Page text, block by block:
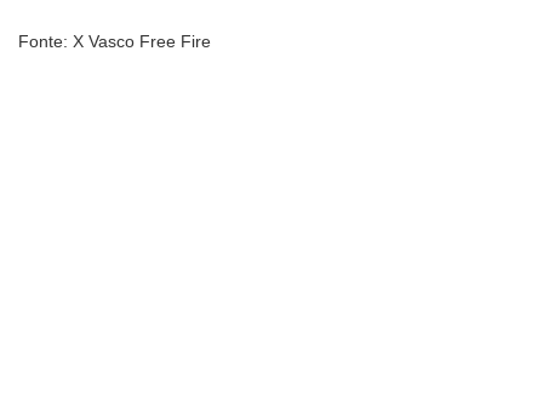
Fonte: X Vasco Free Fire